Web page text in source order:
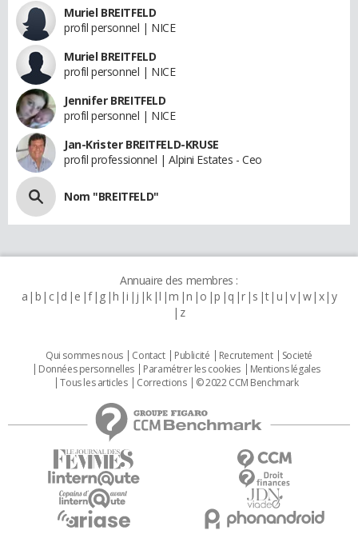
Muriel BREITFELD
profil personnel | NICE
Muriel BREITFELD
profil personnel | NICE
Jennifer BREITFELD
profil personnel | NICE
Jan-Krister BREITFELD-KRUSE
profil professionnel | Alpini Estates - Ceo
Nom "BREITFELD"
Annuaire des membres :
a b c d e f g h i j k l m n o p q r s t u v w x y
z
Qui sommes nous Contact Publicité Recrutement
Societé
Données personnelles
Paramétrer les cookies
Mentions légales
Tous les articles
Corrections © 2022 CCM Benchmark